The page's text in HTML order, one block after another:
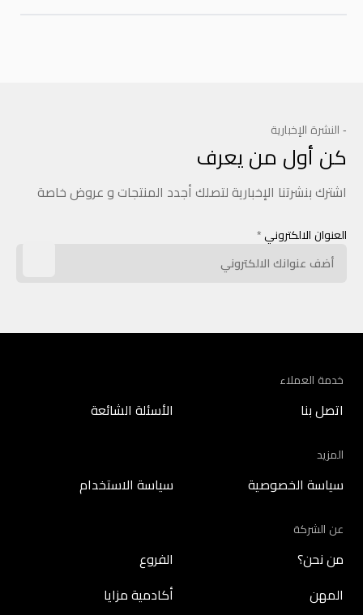
- النشرة الإخبارية
كن أول من يعرف
اشترك بنشرتنا الإخبارية لتصلك أجدد المنتجات و عروض خاصة
العنوان الالكتروني *
خدمة العملاء
اتصل بنا الأسئلة الشائعة
المزيد
سياسة الخصوصية سياسة الاستخدام
عن الشركة
من نحن؟ الفروع
المهن أكادمية مزايا